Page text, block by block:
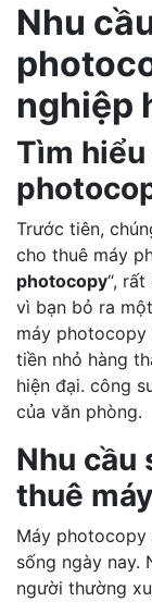
Nhu
nghiệp
Tìm
Trước tiên,
cho thuê máy
photocopy“,
vì bạn bỏ ra
máy photocopy
tiền nhỏ hàng
hiện đại. công
của văn phòng.
Nhu cầu
thuê
Máy
sống ngày nay.
người thường